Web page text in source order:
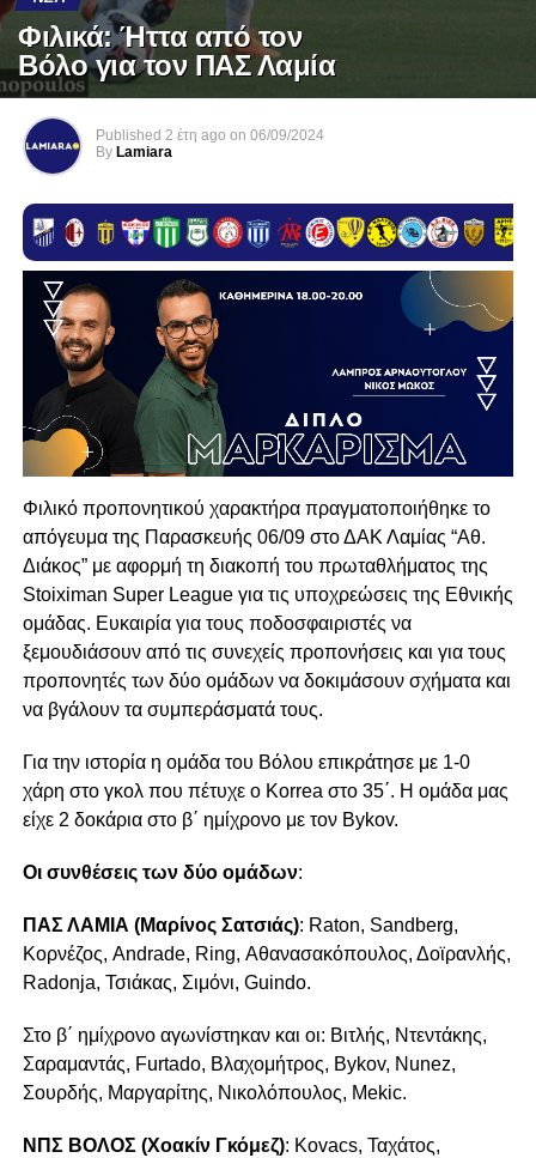
Φιλικά: Ήττα από τον
Βόλο για τον ΠΑΣ Λαμία
Published 2 έτη ago on 06/09/2024
By Lamiara
Φιλικό προπονητικού χαρακτήρα πραγματοποιήθηκε το
απόγευμα της Παρασκευής 06/09 στο ΔΑΚ Λαμίας “Αθ.
Διάκος” με αφορμή τη διακοπή του πρωταθλήματος της
Stoiximan Super League για τις υποχρεώσεις της Εθνικής
ομάδας. Ευκαιρία για τους ποδοσφαιριστές να
ξεμουδιάσουν από τις συνεχείς προπονήσεις και για τους
προπονητές των δύο ομάδων να δοκιμάσουν σχήματα και
να βγάλουν τα συμπεράσματά τους.
Για την ιστορία η ομάδα του Βόλου επικράτησε με 1-0
χάρη στο γκολ που πέτυχε ο Korrea στο 35΄. Η ομάδα μας
είχε 2 δοκάρια στο β΄ ημίχρονο με τον Bykov.
Οι συνθέσεις των δύο ομάδων:
ΠΑΣ ΛΑΜΙΑ (Μαρίνος Σατσιάς): Raton, Sandberg,
Κορνέζος, Andrade, Ring, Αθανασακόπουλος, Δοϊρανλής,
Radonja, Τσιάκας, Σιμόνι, Guindo.
Στο β΄ ημίχρονο αγωνίστηκαν και οι: Βιτλής, Ντεντάκης,
Σαραμαντάς, Furtado, Βλαχομήτρος, Bykov, Nunez,
Σουρδής, Μαργαρίτης, Νικολόπουλος, Mekic.
ΝΠΣ ΒΟΛΟΣ (Χοακίν Γκόμεζ): Kovacs, Ταχάτος,